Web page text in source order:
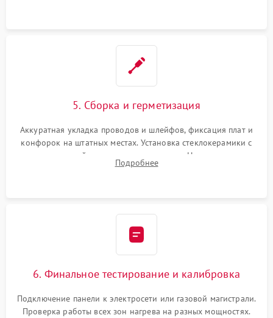
5. Сборка и герметизация
Аккуратная укладка проводов и шлейфов, фиксация плат и
конфорок на штатных местах. Установка стеклокерамики с
проверкой равномерности зазоров. Нанесение
термостойкого герметика или укладка уплотнительной
Подробнее
6. Финальное тестирование и калибровка
Подключение панели к электросети или газовой магистрали.
Проверка работы всех зон нагрева на разных мощностях.